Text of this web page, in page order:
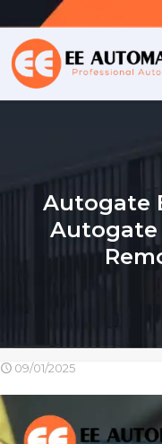
Autogate
Autogate
09/01/2025